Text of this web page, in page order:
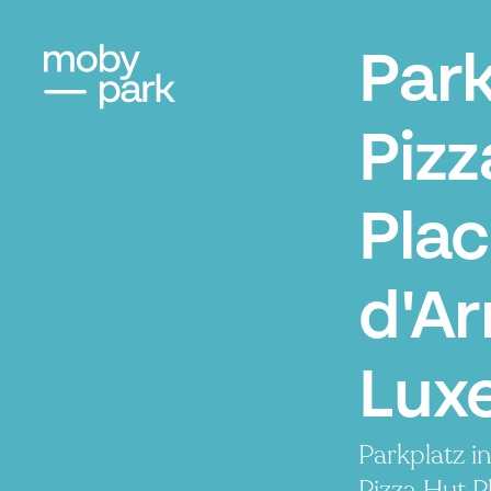
Parkplatz